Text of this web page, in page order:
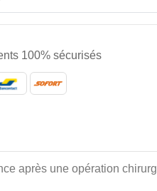
100% sécurisés
après une opération